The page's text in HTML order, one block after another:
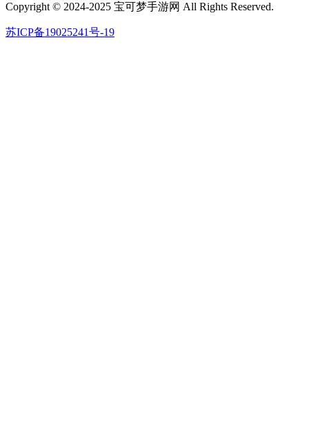
Copyright © 2024-2025 宝可梦手游网 All Rights Reserved.
苏ICP备19025241号-19